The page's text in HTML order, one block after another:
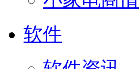
软件